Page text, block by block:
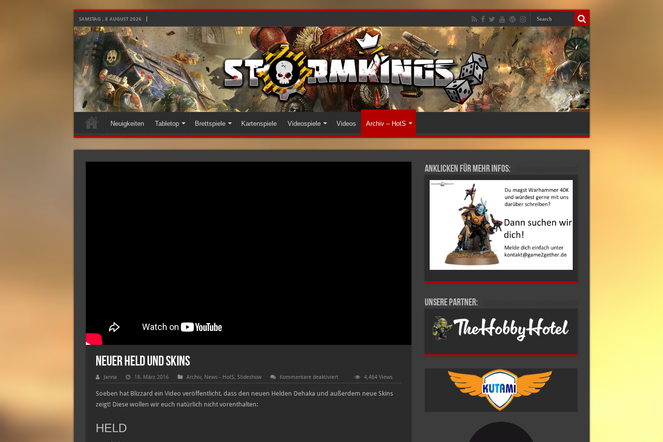
SAMSTAG , 8 AUGUST 2026
Neuigkeiten Tabletop Brettspiele Kartenspiele Videospiele Videos Archiv – HotS
Neuer Held und Skins
Janna 18. März 2016 Archiv, News - HotS, Slideshow Kommentare deaktiviertfür
Neuer
Held
und
4,464 Views
Soeben hat Blizzard ein Video veröffentlicht, dass den neuen Helden Dehaka und außerdem neue Skins
zeigt! Diese wollen wir euch natürlich nicht vorenthalten:
HELD
Anklicken für mehr Infos:
Unsere Partner: